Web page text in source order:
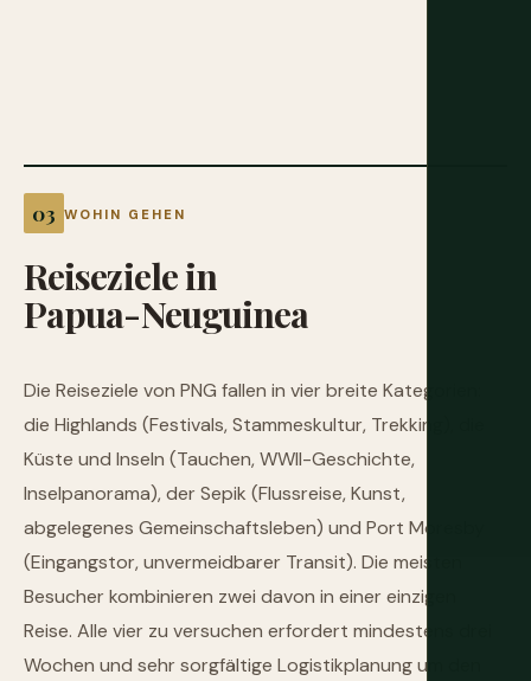
WOHIN GEHEN
Reisezielein
Papua-Neuguinea
Die Reiseziele von PNG fallen in vier breite Kategorien:
die Highlands (Festivals, Stammeskultur, Trekking), die
Küste und Inseln (Tauchen, WWII-Geschichte,
Inselpanorama), der Sepik (Flussreise, Kunst,
abgelegenes Gemeinschaftsleben) und Port Moresby
(Eingangstor, unvermeidbarer Transit). Die meisten
Besucher kombinieren zwei davon in einer einzigen
Reise. Alle vier zu versuchen erfordert mindestens drei
Wochen und sehr sorgfältige Logistikplanung um den